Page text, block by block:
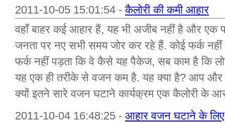
2011-10-05 15:01:54 -कैलोरी की कमी आहार
वहाँ बाहर कई आहार हैं, यह भी अजीब नहीं है और
जनता पर नए सभी समय जोर कर रहे हैं. कोई फर्क
फर्क नहीं पड़ता कि वे कैसे यह पैकेज, सब काम है कि
यह एक ही तरीके से वजन कम है. यह क्या है? आप और
क्यों इतने सारे वजन घटाने कार्यक्रम एक कैलोरी के
2011-10-04 16:48:25 - आहार वजन घटाने के